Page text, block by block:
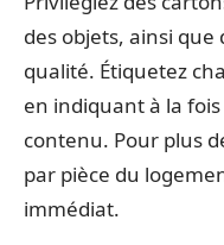
des objets, ainsi
qualité. Étiquetez
en indiquant à la
contenu. Pour plus
par pièce du
immédiat.